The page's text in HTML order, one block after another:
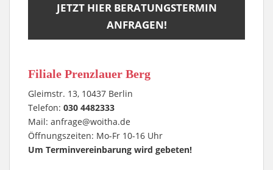
JETZT HIER BERATUNGSTERMIN
ANFRAGEN!
Filiale Prenzlauer Berg
Gleimstr. 13, 10437 Berlin
Telefon: 030 4482333
Mail: anfrage@woitha.de
Öffnungszeiten: Mo-Fr 10-16 Uhr
Um Terminvereinbarung wird gebeten!